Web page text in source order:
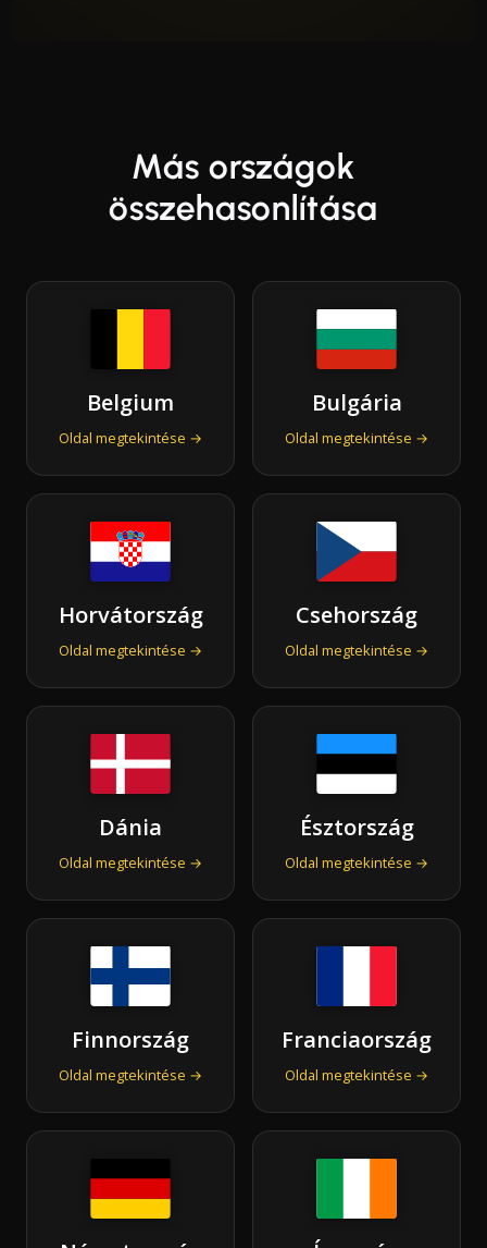
Más országok
összehasonlítása
Belgium
Oldal megtekintése →
Bulgária
Oldal megtekintése →
Horvátország
Oldal megtekintése →
Csehország
Oldal megtekintése →
Dánia
Oldal megtekintése →
Észtország
Oldal megtekintése →
Finnország
Oldal megtekintése →
Franciaország
Oldal megtekintése →